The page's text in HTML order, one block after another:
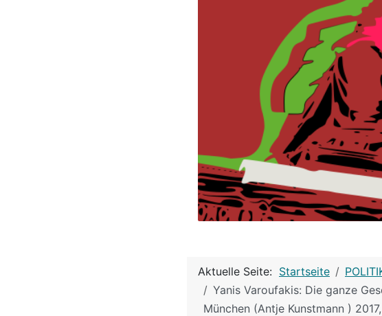
Aktuelle Seite: Startseite
Yanis Varoufakis: Die ganze
München (Antje Kunstmann )